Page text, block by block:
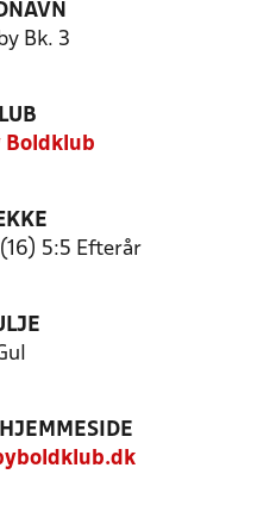
Bk. 3
Boldklub
5:5 Efterår